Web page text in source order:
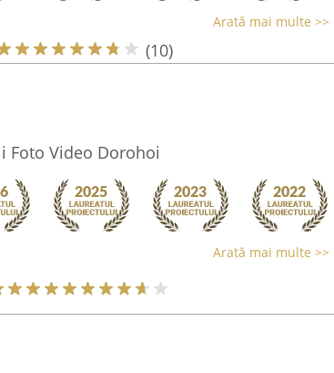
Arată mai multe >>
(10)
Foto Video Dorohoi
Arată mai multe >>